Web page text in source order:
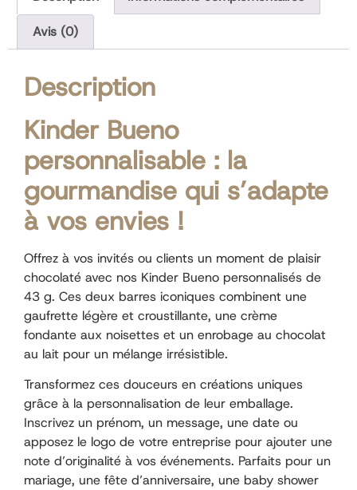
Avis (0)
Description
Kinder Bueno
personnalisable : la
gourmandise qui s’adapte
à vos envies !
Offrez à vos invités ou clients un moment de plaisir
chocolaté avec nos Kinder Bueno personnalisés de
43 g. Ces deux barres iconiques combinent une
gaufrette légère et croustillante, une crème
fondante aux noisettes et un enrobage au chocolat
au lait pour un mélange irrésistible.
Transformez ces douceurs en créations uniques
grâce à la personnalisation de leur emballage.
Inscrivez un prénom, un message, une date ou
apposez le logo de votre entreprise pour ajouter une
note d’originalité à vos événements. Parfaits pour un
mariage, une fête d’anniversaire, une baby shower